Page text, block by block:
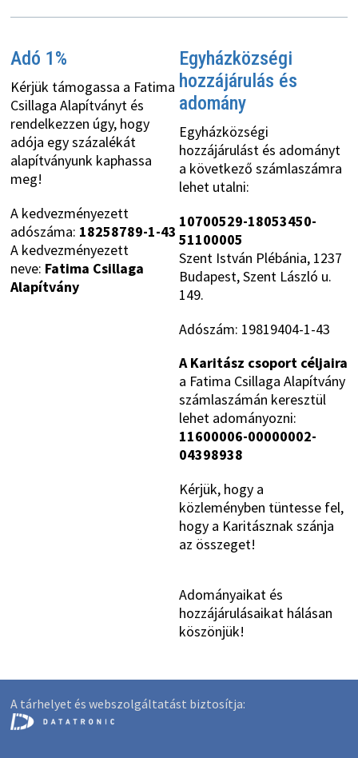
Adó 1%
Kérjük támogassa a Fatima
Csillaga Alapítványt és
rendelkezzen úgy, hogy
adója egy százalékát
alapítványunk kaphassa
meg!
A kedvezményezett
adószáma: 18258789-1-43
A kedvezményezett
neve: Fatima Csillaga
Alapítvány
Egyházközségi
hozzájárulás és
adomány
Egyházközségi
hozzájárulást és adományt
a következő számlaszámra
lehet utalni:
10700529-18053450-
51100005
Szent István Plébánia, 1237
Budapest, Szent László u.
149.
Adószám: 19819404-1-43
A Karitász csoport céljaira
a Fatima Csillaga Alapítvány
számlaszámán keresztül
lehet adományozni:
11600006-00000002-
04398938
Kérjük, hogy a
közleményben tüntesse fel,
hogy a Karitásznak szánja
az összeget!
Adományaikat és
hozzájárulásaikat hálásan
köszönjük!
A tárhelyet és webszolgáltatást biztosítja: